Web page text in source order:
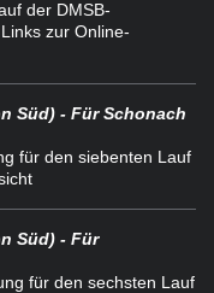
der DMSB-
zur Online-
Süd) - Für Schonach
für den siebenten Lauf
Süd) - Für
für den sechsten Lauf